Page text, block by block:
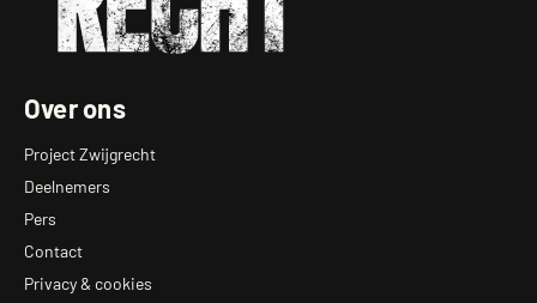
Over ons
Project Zwijgrecht
Deelnemers
Pers
Contact
Privacy & cookies